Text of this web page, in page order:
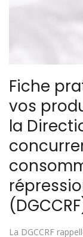
Fiche
vos
la
La DGCCRF